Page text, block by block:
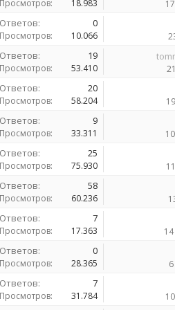
Просмотров: 18.983
Ответов: 0
Просмотров: 10.066
Ответов: 19
Просмотров: 53.410
Ответов: 20
Просмотров: 58.204
Ответов: 9
Просмотров: 33.311
Ответов: 25
Просмотров: 75.930
Ответов: 58
Просмотров: 60.236
Ответов: 7
Просмотров: 17.363
Ответов: 0
Просмотров: 28.365
Ответов: 7
Просмотров: 31.784